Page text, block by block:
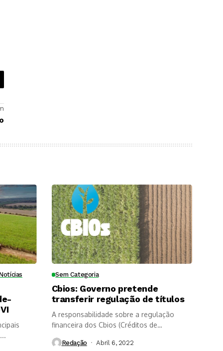
Sem Categoria
Cbios: Governo pretende
transferir regulação de títulos
A responsabilidade sobre a regulação
financeira dos Cbios (Créditos de
Redação Abril 6, 2022